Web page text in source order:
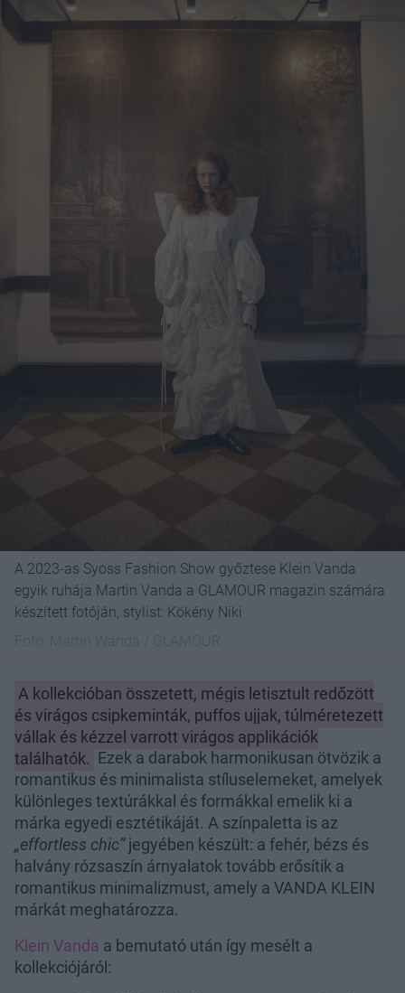
A 2023-as Syoss Fashion Show győztese Klein Vanda
egyik ruhája Martin Vanda a GLAMOUR magazin számára
készített fotóján, stylist: Kökény Niki
A kollekcióban összetett, mégis letisztult redőzött
és virágos csipkeminták, puffos ujjak, túlméretezett
vállak és kézzel varrott virágos applikációk
találhatók.
Ezek a darabok harmonikusan ötvözik a
romantikus és minimalista stíluselemeket, amelyek
különleges textúrákkal és formákkal emelik ki a
márka egyedi esztétikáját. A színpaletta is az
„effortless chic”jegyében készült: a fehér, bézs és
halvány rózsaszín árnyalatok tovább erősítik a
romantikus minimalizmust, amely a VANDA KLEIN
márkát meghatározza.
Klein Vanda a bemutató után így mesélt a
kollekciójáról: